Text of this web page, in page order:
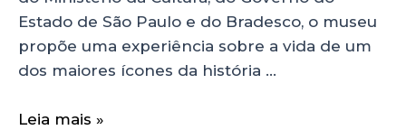
Estado de São Paulo e do Bradesco, o museu
propõe uma experiência sobre a vida de um
dos maiores ícones da história …
Leia mais »